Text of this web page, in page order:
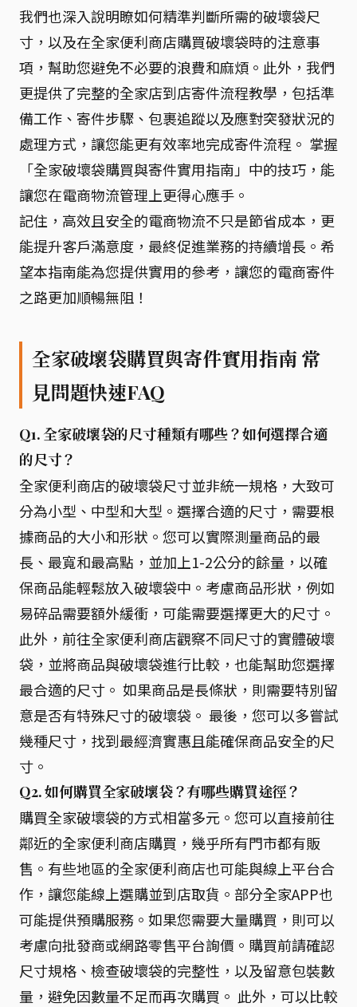
我們也深入說明瞭如何精準判斷所需的破壞袋尺
寸，以及在全家便利商店購買破壞袋時的注意事
項，幫助您避免不必要的浪費和麻煩。此外，我們
更提供了完整的全家店到店寄件流程教學，包括準
備工作、寄件步驟、包裹追蹤以及應對突發狀況的
處理方式，讓您能更有效率地完成寄件流程。 掌握
「全家破壞袋購買與寄件實用指南」中的技巧，能
讓您在電商物流管理上更得心應手。
記住，高效且安全的電商物流不只是節省成本，更
能提升客戶滿意度，最終促進業務的持續增長。希
望本指南能為您提供實用的參考，讓您的電商寄件
之路更加順暢無阻！
全家破壞袋購買與寄件實用指南 常
見問題快速FAQ
Q1. 全家破壞袋的尺寸種類有哪些？如何選擇合適
的尺寸？
全家便利商店的破壞袋尺寸並非統一規格，大致可
分為小型、中型和大型。選擇合適的尺寸，需要根
據商品的大小和形狀。您可以實際測量商品的最
長、最寬和最高點，並加上1-2公分的餘量，以確
保商品能輕鬆放入破壞袋中。考慮商品形狀，例如
易碎品需要額外緩衝，可能需要選擇更大的尺寸。
此外，前往全家便利商店觀察不同尺寸的實體破壞
袋，並將商品與破壞袋進行比較，也能幫助您選擇
最合適的尺寸。 如果商品是長條狀，則需要特別留
意是否有特殊尺寸的破壞袋。 最後，您可以多嘗試
幾種尺寸，找到最經濟實惠且能確保商品安全的尺
寸。
Q2. 如何購買全家破壞袋？有哪些購買途徑？
購買全家破壞袋的方式相當多元。您可以直接前往
鄰近的全家便利商店購買，幾乎所有門市都有販
售。有些地區的全家便利商店也可能與線上平台合
作，讓您能線上選購並到店取貨。部分全家APP也
可能提供預購服務。如果您需要大量購買，則可以
考慮向批發商或網路零售平台詢價。購買前請確認
尺寸規格、檢查破壞袋的完整性，以及留意包裝數
量，避免因數量不足而再次購買。 此外，可以比較